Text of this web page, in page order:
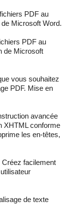
PDF au
Microsoft Word.
PDF au
de Microsoft
vous souhaitez
PDF. Mise en
avancée
XHTML conforme
les en-têtes,
Créez facilement
de texte